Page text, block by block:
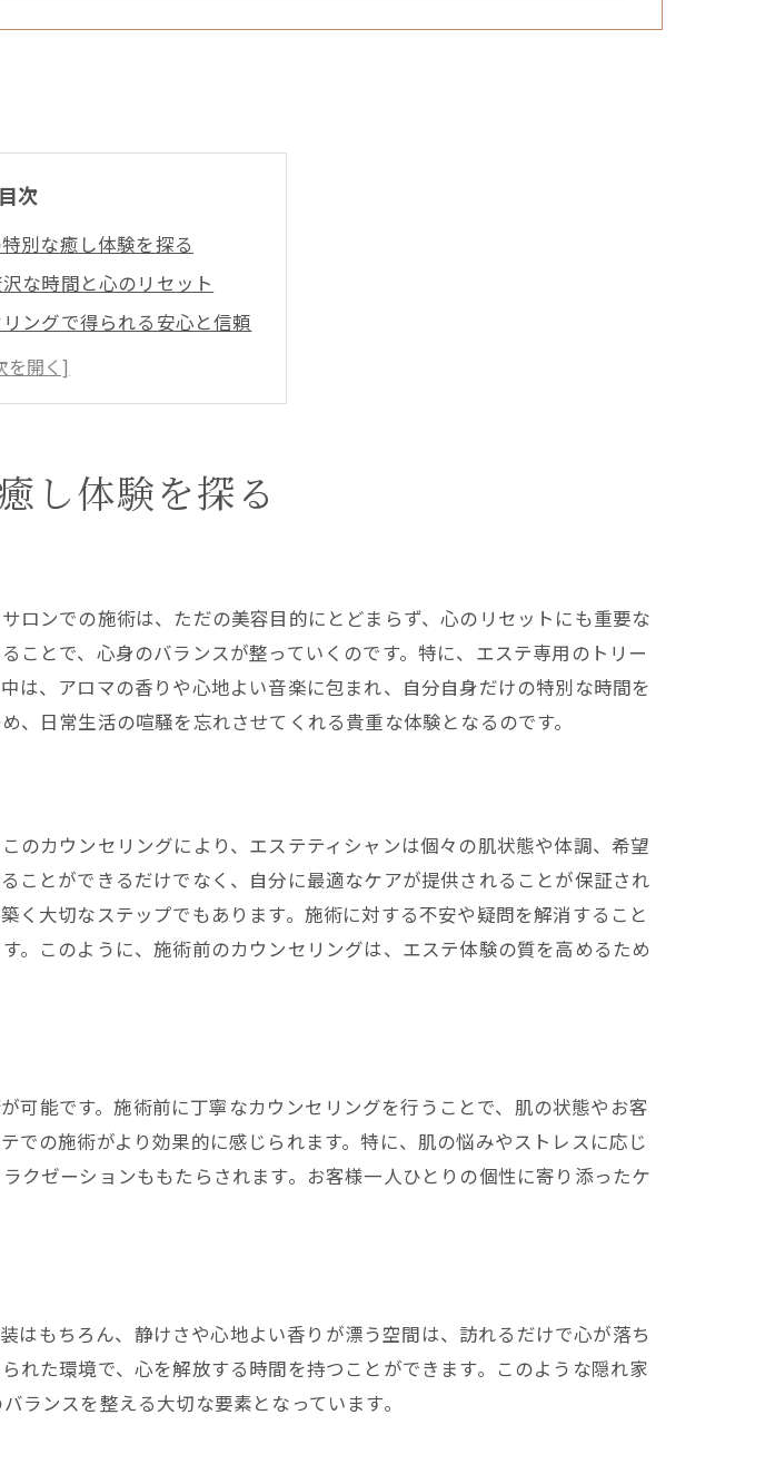
目次
別な癒し体験を探る
な時間と心のリセット
ングで得られる安心と信頼
ーダーメイド施術の魅力
ックス空間での体験
れる瞬間
レッシュできる理由
ービスの秘密
現する身体のデトックス
リフレッシュ効果
時間とその魅力
間での特別な体験
る喜び
感じる安らぎ
たらす美と癒しの秘密
技術と愛情が織りなす施術
個別ケアの効果
使した施術の魅力
ス解消に最適なのか
極のリラクゼーション
施術の力
し体験を探る
ロンでの施術は、ただの美容目的にとどまらず、心のリセットにも重要な
とで、心身のバランスが整っていくのです。特に、エステ専用のトリー
は、アロマの香りや心地よい音楽に包まれ、自分自身だけの特別な時間を
日常生活の喧騒を忘れさせてくれる貴重な体験となるのです。
のカウンセリングにより、エステティシャンは個々の肌状態や体調、希望
ことができるだけでなく、自分に最適なケアが提供されることが保証され
く大切なステップでもあります。施術に対する不安や疑問を解消すること
。このように、施術前のカウンセリングは、エステ体験の質を高めるため
能です。施術前に丁寧なカウンセリングを行うことで、肌の状態やお客
の施術がより効果的に感じられます。特に、肌の悩みやストレスに応じ
クゼーションももたらされます。お客様一人ひとりの個性に寄り添ったケ
もちろん、静けさや心地よい香りが漂う空間は、訪れるだけで心が落ち
れた環境で、心を解放する時間を持つことができます。このような隠れ家
ランスを整える大切な要素となっています。